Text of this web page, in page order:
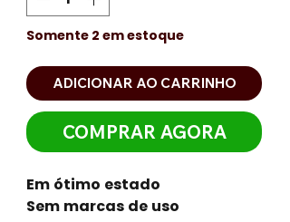
Somente 2 em estoque
ADICIONAR AO CARRINHO
COMPRAR AGORA
Em ótimo estado
Sem marcas de uso